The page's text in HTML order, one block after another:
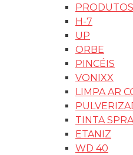
H-7
UP
ORBE
PINCÉIS
VONIXX
LIMPA AR
TINTA
ETANIZ
WD 40